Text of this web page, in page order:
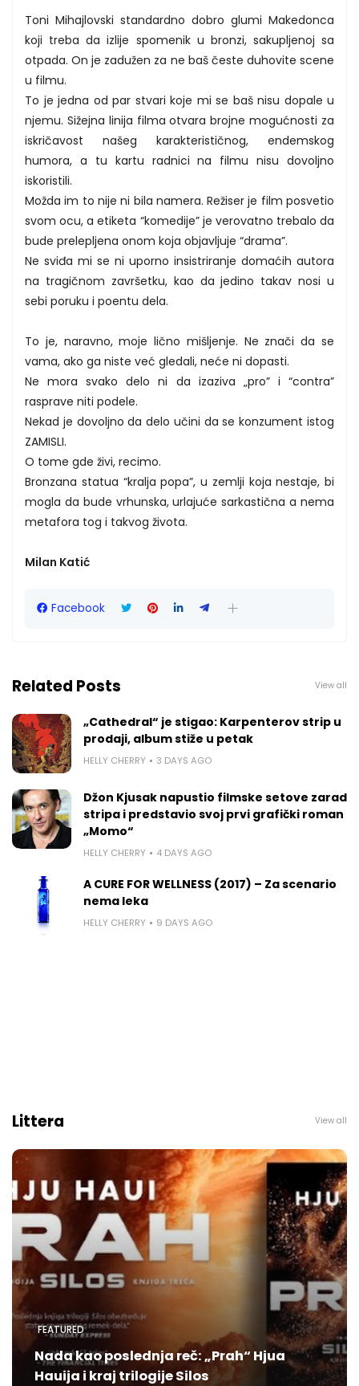
Toni Mihajlovski standardno dobro glumi Makedonca
koji treba da izlije spomenik u bronzi, sakupljenoj sa
otpada. On je zadužen za ne baš česte duhovite scene
u filmu.
To je jedna od par stvari koje mi se baš nisu dopale u
njemu. Sižejna linija filma otvara brojne mogućnosti za
iskričavost našeg karakterističnog, endemskog
humora, a tu kartu radnici na filmu nisu dovoljno
iskoristili.
Možda im to nije ni bila namera. Režiser je film posvetio
svom ocu, a etiketa “komedije” je verovatno trebalo da
bude prelepljena onom koja objavljuje “drama”.
Ne sviđa mi se ni uporno insistriranje domaćih autora
na tragičnom završetku, kao da jedino takav nosi u
sebi poruku i poentu dela.
To je, naravno, moje lično mišljenje. Ne znači da se
vama, ako ga niste već gledali, neće ni dopasti.
Ne mora svako delo ni da izaziva „pro” i “contra”
rasprave niti podele.
Nekad je dovoljno da delo učini da se konzument istog
ZAMISLI.
O tome gde živi, recimo.
Bronzana statua “kralja popa”, u zemlji koja nestaje, bi
mogla da bude vrhunska, urlajuće sarkastična a nema
metafora tog i takvog života.
Milan Katić
Facebook
Related Posts View all
„Cathedral“ je stigao: Karpenterov strip u
prodaji, album stiže u petak
HELLY CHERRY 3 DAYS AGO
Džon Kjusak napustio filmske setove zarad
stripa i predstavio svoj prvi grafički roman
„Momo“
HELLY CHERRY 4 DAYS AGO
A CURE FOR WELLNESS (2017) – Za scenario
nema leka
HELLY CHERRY 9 DAYS AGO
Littera View all
FEATURED
Nada kao poslednja reč: „Prah“ Hjua
Hauija i kraj trilogije Silos